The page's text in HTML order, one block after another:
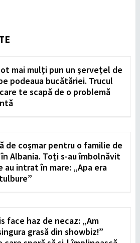
mai mulți pun un șervețel de
podeaua bucătăriei. Trucul
te scapă de o problemă
de coșmar pentru o familie de
Albania. Toți s-au îmbolnăvit
au intrat în mare: „Apa era
face haz de necaz: „Am
grasă din showbiz!”